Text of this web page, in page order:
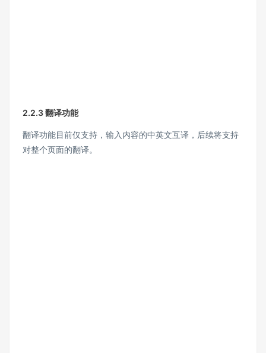
2.2.3 翻译功能
翻译功能目前仅支持，输入内容的中英文互译，后续将支持
对整个页面的翻译。